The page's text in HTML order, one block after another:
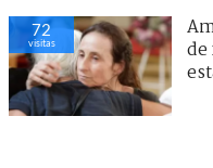
72
visitas